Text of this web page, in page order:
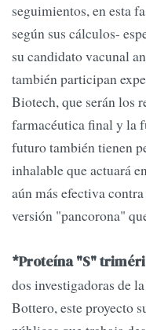
seguimientos, en esta
según sus cálculos-
su candidato vacunal
también participan
Biotech, que serán los
farmacéutica final y la
futuro también tienen
inhalable que actuará
aún más efectiva
versión "pancorona"
*Proteína "S"
dos investigadoras de
Bottero, este proyecto